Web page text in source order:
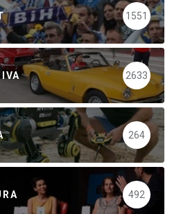
1551
2633
264
492